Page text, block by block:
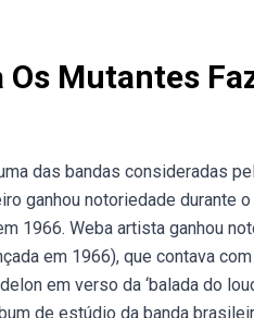
Mutantes
das bandas consideradas
ganhou notoriedade durante
1966. Weba artista ganhou
em 1966), que contava
em verso da ‘balada do
de estúdio da banda